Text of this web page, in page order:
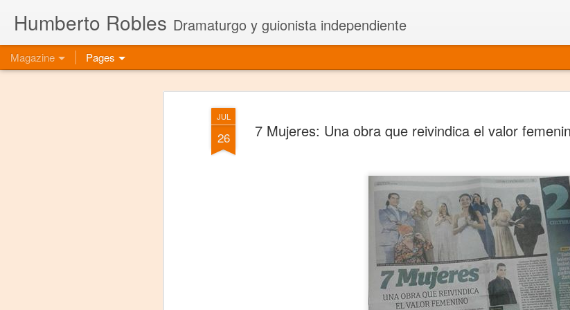
JUL
26 7 Mujeres: Una obra que reivindica el valor
Humberto Robles Dramaturgo y guionista independiente
Magazine Pages
1
Premio
Colabora con
Ha escrito
y colabora con
El dramaturgo